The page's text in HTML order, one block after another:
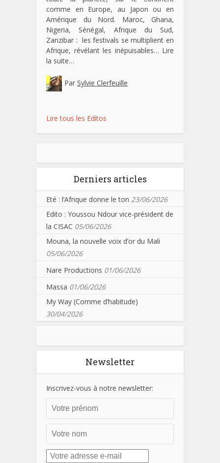
comme en Europe, au Japon ou en
Amérique du Nord. Maroc, Ghana,
Nigeria, Sénégal, Afrique du Sud,
Zanzibar : les festivals se multiplient en
Afrique, révélant les inépuisables… Lire
la suite…
Par Sylvie Clerfeuille
Lire tous les Editos
Derniers articles
Eté : l’Afrique donne le ton 23/06/2026
Edito : Youssou Ndour vice-président de
la CISAC 05/06/2026
Mouna, la nouvelle voix d’or du Mali
05/06/2026
Nare Productions 01/06/2026
Massa 01/06/2026
My Way (Comme d’habitude)
30/04/2026
Newsletter
Inscrivez-vous à notre newsletter: